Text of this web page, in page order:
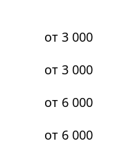
от 3 000
от 3 000
от 6 000
от 6 000